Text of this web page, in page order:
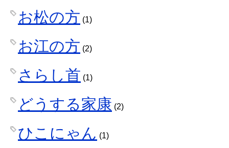
お松の方 (1)
お江の方 (2)
さらし首 (1)
どうする家康 (2)
ひこにゃん (1)